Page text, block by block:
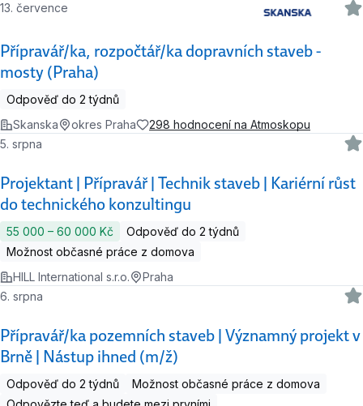
Přípravář/ka, rozpočtář/ka dopravních staveb -
mosty (Praha)
13. července
Odpověď do 2 týdnů
Skanska
okres Praha 298 hodnocení na Atmoskopu
Projektant | Přípravář | Technik staveb | Kariérní růst
do technického konzultingu
5. srpna
55 000 ‍–‍ 60 000 Kč
Odpověď do 2 týdnů
Možnost občasné práce z domova
HILL International s.r.o.
Praha
Přípravář/ka pozemních staveb | Významný projekt v
Brně | Nástup ihned (m/ž)
6. srpna
Odpověď do 2 týdnů
Možnost občasné práce z domova